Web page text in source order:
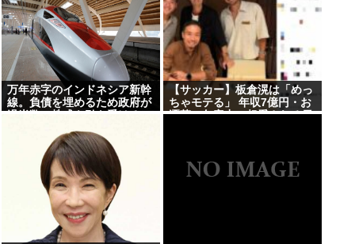
万年赤字のインドネシア新幹
線。負債を埋めるため政府が
過半数の株式を引き受ける
【サッカー】板倉滉は「めっ
ちゃモテる」 年収7億円・お
洒落・包容力…超愛される日